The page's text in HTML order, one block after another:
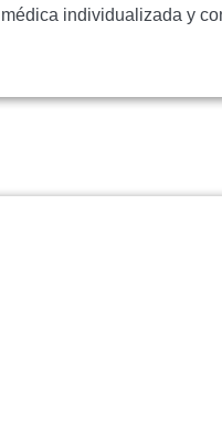
médica individualizada y